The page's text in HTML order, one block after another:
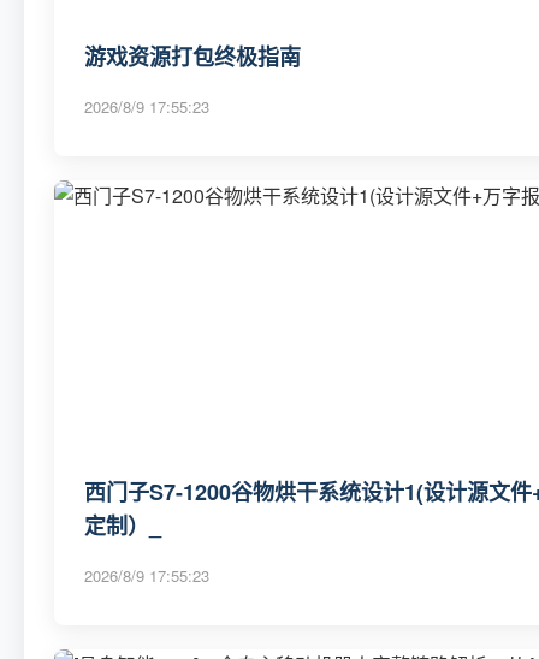
游戏资源打包终极指南
2026/8/9 17:55:23
西门子S7-1200谷物烘干系统设计1(设计源文
定制）_
2026/8/9 17:55:23